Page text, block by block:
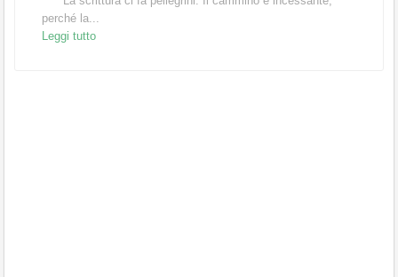
perché la...
Leggi tutto